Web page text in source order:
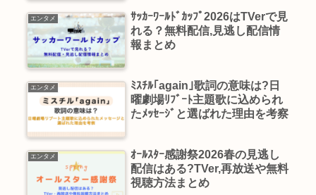
エンタメ
ｻｯｶｰﾜｰﾙﾄﾞｶｯﾌﾟ2026はTVerで見
れる？無料配信,見逃し配信情
報まとめ
エンタメ
ﾐｽﾁﾙ｢again｣歌詞の意味は?日
曜劇場ﾘﾌﾞｰﾄ主題歌に込められ
たﾒｯｾｰｼﾞと選ばれた理由を考察
エンタメ
ｵｰﾙｽﾀｰ感謝祭2026春の見逃し
配信はある?TVer,再放送や無料
視聴方法まとめ